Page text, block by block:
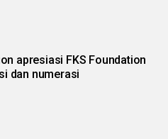
apresiasi FKS Foundation
dan numerasi